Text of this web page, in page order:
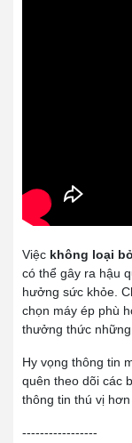
Việc không loại
có thể gây ra hậu
hưởng sức khỏe.
chọn máy ép phù
thưởng thức
Hy vọng thông tin
quên theo dõi các
thông tin thú vị
-----------------